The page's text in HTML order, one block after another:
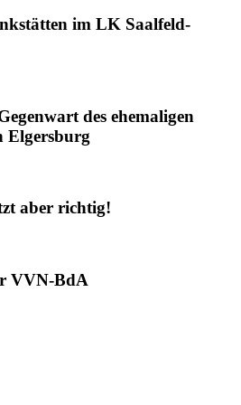
im LK Saalfeld-
des ehemaligen
Elgersburg
aber richtig!
VVN-BdA